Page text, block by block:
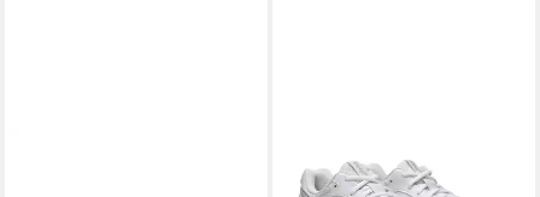
GEL-TASK 5
Hallenschuh besonders